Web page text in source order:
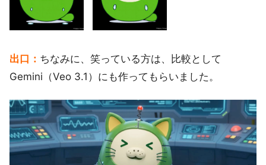
出口： ちなみに、笑っている方は、比較として
Gemini（Veo 3.1）にも作ってもらいました。